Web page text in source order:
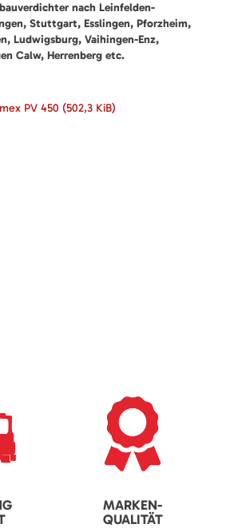
nach Leinfelden-
Stuttgart, Esslingen, Pforzheim,
Ludwigsburg, Vaihingen-Enz,
Calw, Herrenberg etc.
PV 450 (502,3 KiB)
MARKEN-
QUALITÄT